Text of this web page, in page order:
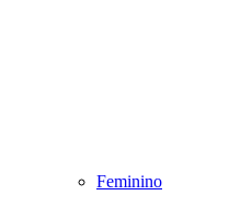
Feminino